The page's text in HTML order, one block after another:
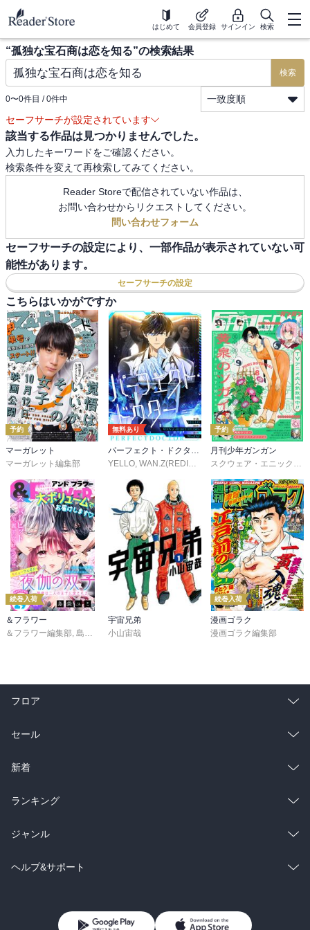
はじめて 会員登録 サインイン 検索
“孤独な宝石商は恋を知る”の検索結果
検索
0〜0件目 / 0件中
一致度順
セーフサーチが設定されています
該当する作品は見つかりませんでした。
入力したキーワードをご確認ください。
検索条件を変えて再検索してみてください。
Reader Storeで配信されていない作品は、
お問い合わせからリクエストしてください。
問い合わせフォーム
セーフサーチの設定により、一部作品が表示されていない可
能性があります。
セーフサーチの設定
こちらはいかがですか
予約
マーガレット
マーガレット編集部
無料あり
パーフェクト・ドクター【タテヨミ】
YELLO, WAN.Z(REDICE STUDIO) ,MoeDal,REDICE
予約
月刊少年ガンガン
スクウェア・エニックス
続巻入荷
＆フラワー
＆フラワー編集部 島袋ユミ , ましい柚茉 真村澪生,もりなかもなか
宇宙兄弟
小山宙哉
続巻入荷
漫画ゴラク
漫画ゴラク編集部
フロア
総合
ラノベ
雑誌・グラビア
BL・TL
セール
総合
ラノベ
雑誌・グラビア
BL・TL
新着
総合
ラノベ
雑誌・グラビア
ランキング
総合
ラノベ
ジャンル
コミック
ヘルプ&サポート